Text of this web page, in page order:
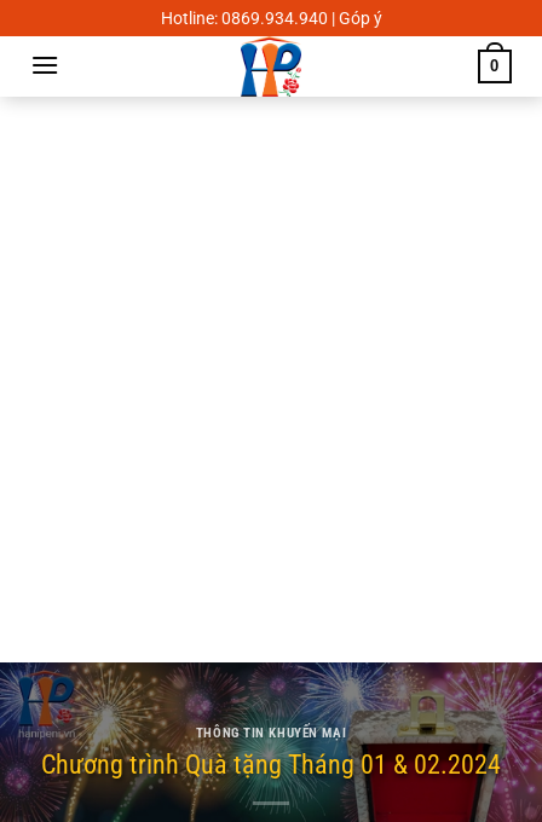
to
content
Hotline: 0869.934.940 | Góp ý
0
THÔNG TIN KHUYẾN MẠI
Chương trình Quà tặng Tháng 01 & 02.2024